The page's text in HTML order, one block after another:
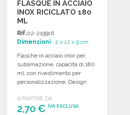
FLASQUE IN ACCIAIO
INOX RICICLATO 180
ML
Rif.02-219916
Dimensioni : 2 x 12 x 9 cm
Flasche in acciaio inox per
sublimazione, capacità di 180
ml, con rivestimento per
personalizzazione. Design
A PARTIRE DA
2,70 € IVA ESCLUSA